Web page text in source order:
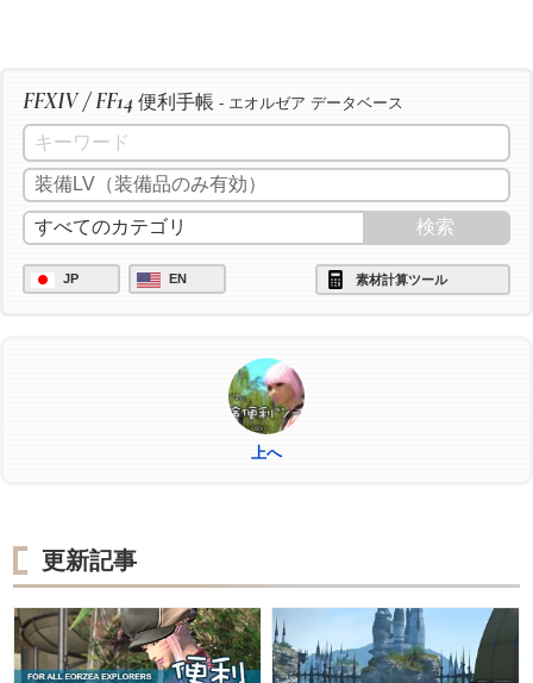
FFXIV / FF14 便利手帳 - エオルゼア データベース
JP EN 素材計算ツール
上へ
更新記事